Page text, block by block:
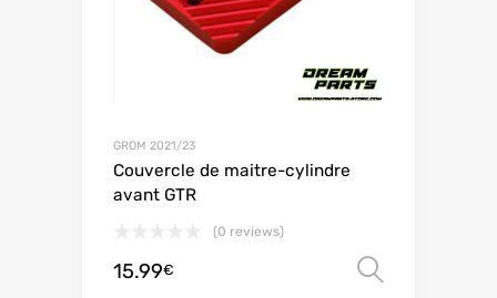
GROM 2021/23
Couvercle de maitre-cylindre
avant GTR
(0 reviews)
15.99€